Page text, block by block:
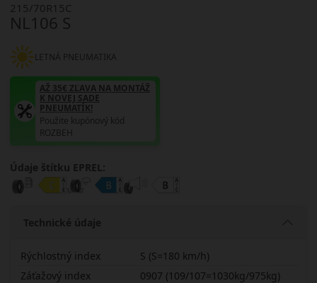
NL106 S
215/70R15C
LETNÁ PNEUMATIKA
AŽ 35€ ZĽAVA NA MONTÁŽ
K NOVEJ SADE
PNEUMATÍK!
Použite kupónový kód
ROZBEH
Údaje štítku EPREL:
Technické údaje
Rýchlostný index
S (S=180 km/h)
Záťažový index
0907 (109/107=1030kg/975kg)